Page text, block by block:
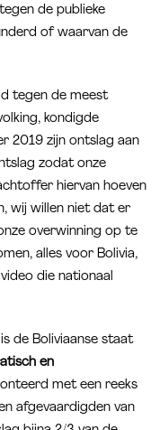
de publieke
of waarvan de
tegen de meest
kondigde
2019 zijn ontslag aan
zodat onze
hiervan hoeven
wij willen niet dat er
overwinning op te
alles voor Bolivia,
die nationaal
de Boliviaanse staat
en
met een reeks
afgevaardigden van